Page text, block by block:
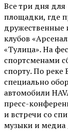
Все три дня для
площадки, где
дружественные
клубов
«Тулица». На
спортсменами
спорту. По реке
специально
автомобили
пресс-
и встречи со
музыки и медиа